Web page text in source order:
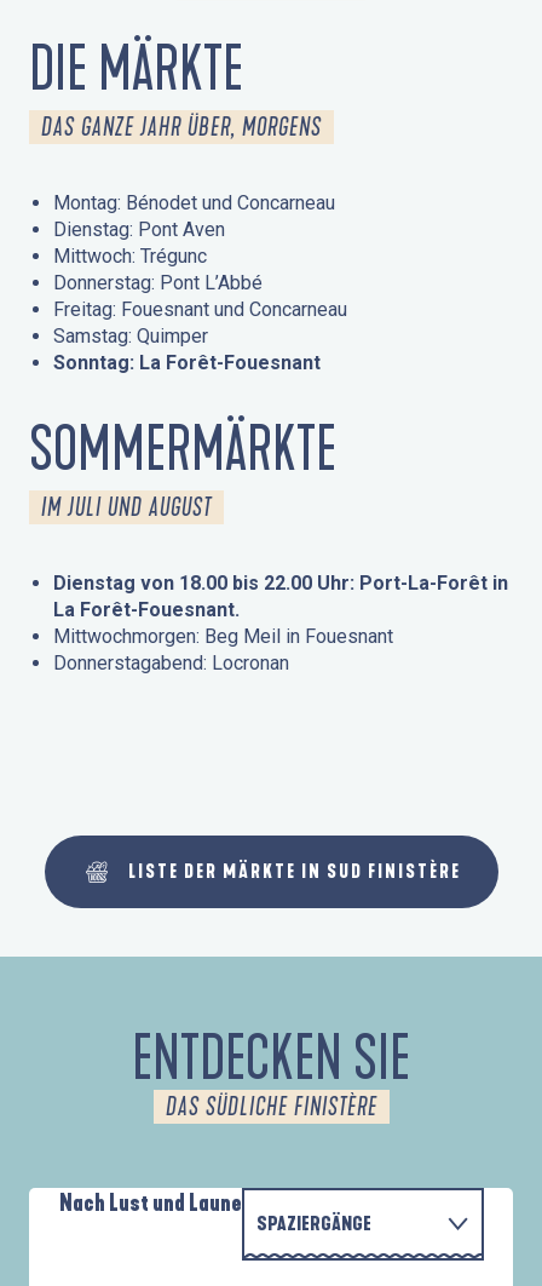
DIE MÄRKTE
DAS GANZE JAHR ÜBER, MORGENS
Montag: Bénodet und Concarneau
Dienstag: Pont Aven
Mittwoch: Trégunc
Donnerstag: Pont L’Abbé
Freitag: Fouesnant und Concarneau
Samstag: Quimper
Sonntag: La Forêt-Fouesnant
SOMMERMÄRKTE
IM JULI UND AUGUST
Dienstag von 18.00 bis 22.00 Uhr: Port-La-Forêt in
La Forêt-Fouesnant.
Mittwochmorgen: Beg Meil in Fouesnant
Donnerstagabend: Locronan
LISTE DER MÄRKTE IN SUD FINISTÈRE
ENTDECKEN SIE
DAS SÜDLICHE FINISTÈRE
Nach Lust und Laune
SPAZIERGÄNGE